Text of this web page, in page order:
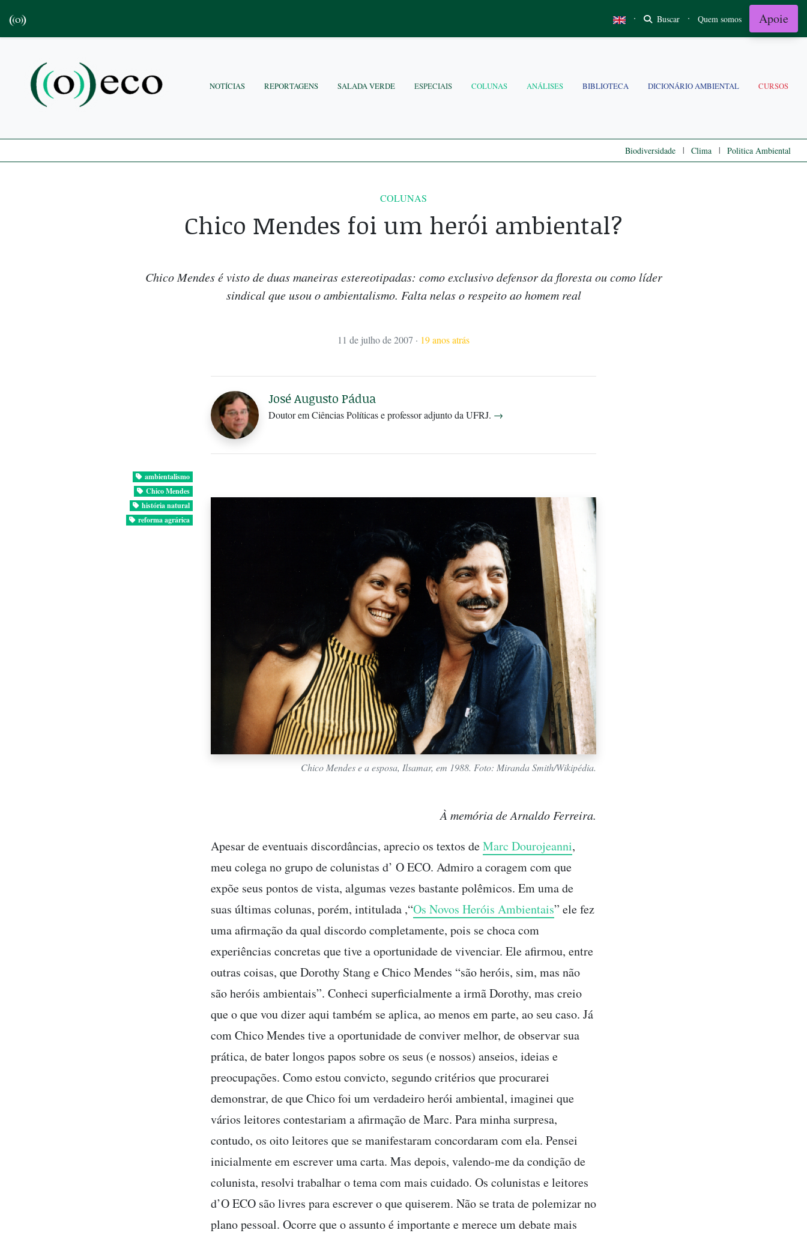
· Buscar · Quem somos Apoie
NOTÍCIAS REPORTAGENS SALADA VERDE ESPECIAIS COLUNAS ANÁLISES BIBLIOTECA DICIONÁRIO AMBIENTAL CURSOS
Biodiversidade | Clima | Politica Ambiental
COLUNAS
Chico Mendes foi um herói ambiental?
Chico Mendes é visto de duas maneiras estereotipadas: como exclusivo defensor da floresta ou como líder
sindical que usou o ambientalismo. Falta nelas o respeito ao homem real
11 de julho de 2007 · 19 anos atrás
José Augusto Pádua
Doutor em Ciências Políticas e professor adjunto da UFRJ. →
ambientalismo
Chico Mendes
história natural
reforma agrárica
Chico Mendes e a esposa, Ilsamar, em 1988. Foto: Miranda Smith/Wikipédia.
À memória de Arnaldo Ferreira.
Apesar de eventuais discordâncias, aprecio os textos deMarc Dourojeanni,
meu colega no grupo de colunistas d’ O ECO. Admiro a coragem com que
expõe seus pontos de vista, algumas vezes bastante polêmicos. Em uma de
suas últimas colunas, porém, intitulada ,“Os Novos Heróis Ambientais” ele fez
uma afirmação da qual discordo completamente, pois se choca com
experiências concretas que tive a oportunidade de vivenciar. Ele afirmou, entre
outras coisas, que Dorothy Stang e Chico Mendes “são heróis, sim, mas não
são heróis ambientais”. Conheci superficialmente a irmã Dorothy, mas creio
que o que vou dizer aqui também se aplica, ao menos em parte, ao seu caso. Já
com Chico Mendes tive a oportunidade de conviver melhor, de observar sua
prática, de bater longos papos sobre os seus (e nossos) anseios, ideias e
preocupações. Como estou convicto, segundo critérios que procurarei
demonstrar, de que Chico foi um verdadeiro herói ambiental, imaginei que
vários leitores contestariam a afirmação de Marc. Para minha surpresa,
contudo, os oito leitores que se manifestaram concordaram com ela. Pensei
inicialmente em escrever uma carta. Mas depois, valendo-me da condição de
colunista, resolvi trabalhar o tema com mais cuidado. Os colunistas e leitores
d’O ECO são livres para escrever o que quiserem. Não se trata de polemizar no
plano pessoal. Ocorre que o assunto é importante e merece um debate mais